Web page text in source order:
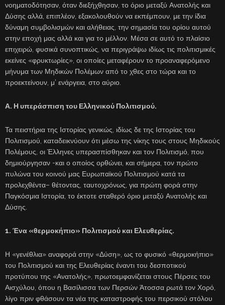
νοηματοδότησαν, όταν διεξήχθησαν, το όριο μεταξύ Ανατολής και
Δύσης αλλά, επιπλέον, εξακολουθούν να εκπέμπουν, με την ίδια
δύναμη συμβολισμών και αλήθειας, την σημασία του ορίου αυτού
στην εποχή μας αλλά και για το μέλλον. Μέσα σε αυτό το πλαίσιο
επιχειρώ, φυσικά συνοπτικώς, να περιγράψω ιδίως τις πολιτισμικές
εκείνες «φρυκτωρίες», οι οποίες μεταφέρουν το προαναφερόμενο
μήνυμα των Μηδικών Πολέμων από το χθες στο τώρα και το
προεκτείνουν, μ’ ενάργεια, στο αύριο.
Α. Η υπεράσπιση του Ελληνικού Πολιτισμού.
Τα πειστήρια της Ιστορίας γενικώς, ιδίως δε της Ιστορίας του
Πολιτισμού, καταδεικνύουν ότι μέσω της νίκης τους στους Μηδικούς
Πολέμους, οι Έλληνες υπερασπίσθηκαν και τον Πολιτισμό, που
δημιούργησαν -και ο οποίος ορθώνει, και σήμερα, τον πρώτο
πυλώνα του κοινού μας Ευρωπαϊκού Πολιτισμού κατά τα
προλεχθέντα– θέτοντας, ταυτοχρόνως, για πρώτη φορά στην
Παγκόσμια Ιστορία, το έκτοτε σταθερό όριο μεταξύ Ανατολής και
Δύσης.
1. Ένα «θερμοκήπιο» Πολιτισμού και Ελευθερίας.
Η «γενέθλια» αναφορά στην «Δύση», ως το φυσικό «θερμοκήπιο»
του Πολιτισμού και της Ελευθερίας έναντι του δεσποτικού
προτύπου της «Ανατολής», πρωτοεμφανίζεται στους Πέρσες του
Αισχύλου, όπου η Βασίλισσα των Περσών Άτοσσα ρωτά τον Χορό,
λίγο πριν φθάσουν τα νέα της καταστροφής του περσικού στόλου